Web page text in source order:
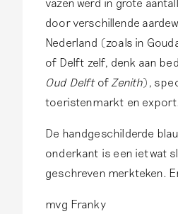
vazen werd in grote
door verschillende
Nederland (zoals in
of Delft zelf, denk aan
Oud Delftof Zenith),
toeristenmarkt en export.
De handgeschilderde
onderkant is een ietwat
geschreven merkteken.
mvg Franky